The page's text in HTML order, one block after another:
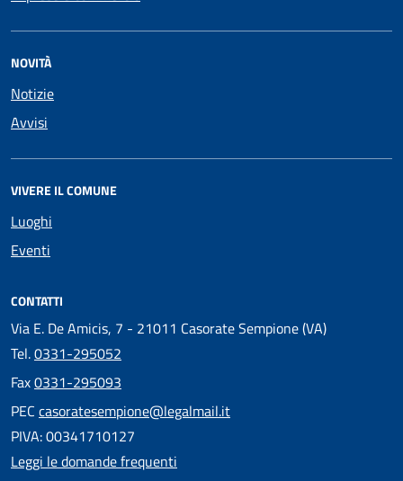
NOVITÀ
Notizie
Avvisi
VIVERE IL COMUNE
Luoghi
Eventi
CONTATTI
Via E. De Amicis, 7 - 21011 Casorate Sempione (VA)
Tel.0331-295052
Fax0331-295093
PEC casoratesempione@legalmail.it
PIVA: 00341710127
Leggi le domande frequenti